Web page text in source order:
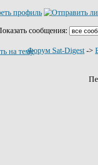
сообщения:
Форум Sat-Digest ->